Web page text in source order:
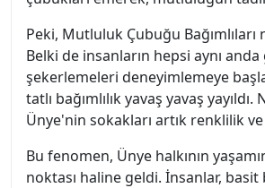
Peki, Mutluluk Çubuğu Bağımlıları
Belki de insanların hepsi aynı
şekerlemeleri deneyimlemeye
tatlı bağımlılık yavaş yavaş
Ünye'nin sokakları artık renklilik
Bu fenomen, Ünye halkının
noktası haline geldi. İnsanlar, basit